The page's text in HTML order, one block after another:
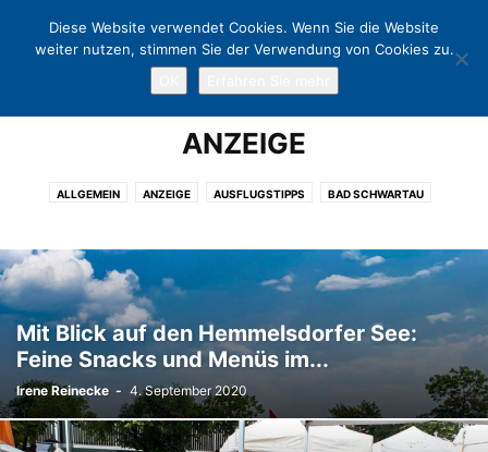
ANZEIGE
ALLGEMEIN ANZEIGE AUSFLUGSTIPPS BAD SCHWARTAU
KULTUR KUNST LÜBECK LÜBECKER BUCHT NEUSTADT
NIENDORF OSTHOLSTEIN POLITIK PÖNITZ SCHARBEUTZ
SCHÜRSDORF
TIMMENDORFER STRAND TRAVEMÜNDE WARNSDORF
Mit Blick auf den Hemmelsdorfer See:
Feine Snacks und Menüs im...
Irene Reinecke - 4. September 2020
Diese Website verwendet Cookies. Wenn Sie die Website
weiter nutzen, stimmen Sie der Verwendung von Cookies zu.